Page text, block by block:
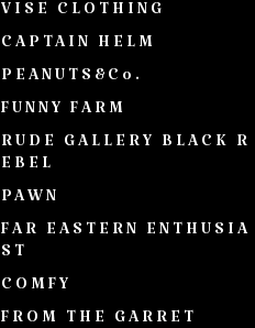
VISE CLOTHING
CAPTAIN HELM
PEANUTS&Co.
FUNNY FARM
RUDE GALLERY BLACK R
EBEL
PAWN
FAR EASTERN ENTHUSIA
ST
COMFY
FROM THE GARRET